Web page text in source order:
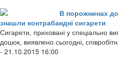
В порожнинах
знашли контрабандні сигарети
Сигарети, приховані у спеціально
дошок, виявлено сьогодні,
- 21.10.2015 16:00